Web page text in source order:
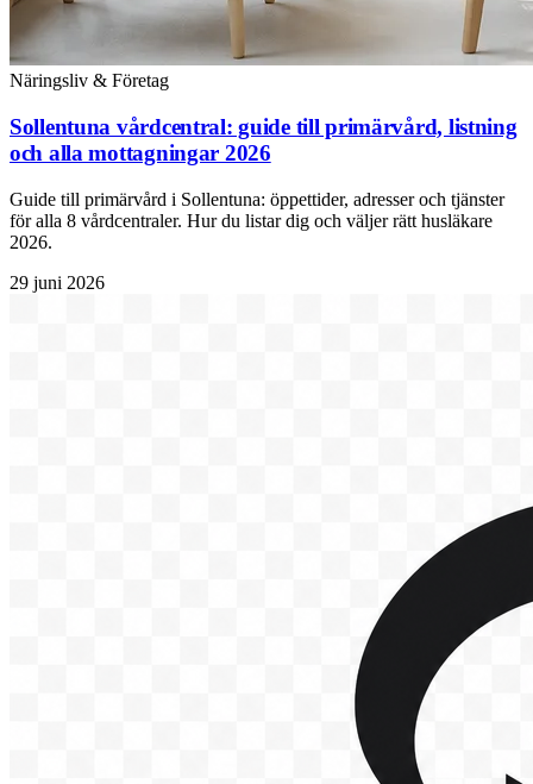
Näringsliv & Företag
Sollentuna vårdcentral: guide till primärvård, listning
och alla mottagningar 2026
Guide till primärvård i Sollentuna: öppettider, adresser och tjänster
för alla 8 vårdcentraler. Hur du listar dig och väljer rätt husläkare
2026.
29 juni 2026